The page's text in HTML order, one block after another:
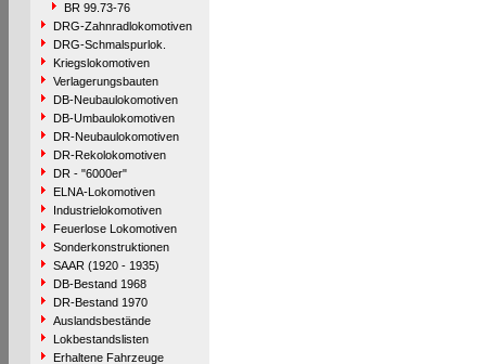
BR 99.73-76
DRG-Zahnradlokomotiven
DRG-Schmalspurlok.
Kriegslokomotiven
Verlagerungsbauten
DB-Neubaulokomotiven
DB-Umbaulokomotiven
DR-Neubaulokomotiven
DR-Rekolokomotiven
DR - "6000er"
ELNA-Lokomotiven
Industrielokomotiven
Feuerlose Lokomotiven
Sonderkonstruktionen
SAAR (1920 - 1935)
DB-Bestand 1968
DR-Bestand 1970
Auslandsbestände
Lokbestandslisten
Erhaltene Fahrzeuge